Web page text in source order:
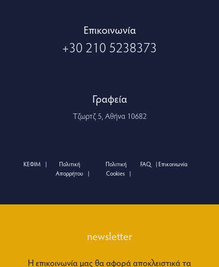
Eπικοινωνία
+30 210 5238373
Γραφεία
Τζωρτζ 5, Αθήνα 10682
ΚΕΦΙΜ
Πολιτική
Απορρήτου
Πολιτική
Cookies
FAQ Επικοινωνία
newsletter
Η επικοινωνία μας θα αφορά αποκλειστικά τα